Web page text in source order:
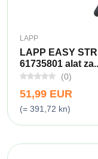
LAPP
LAPP EASY
61735801 alat
(0)
51,99 EUR
(= 391,72 kn)